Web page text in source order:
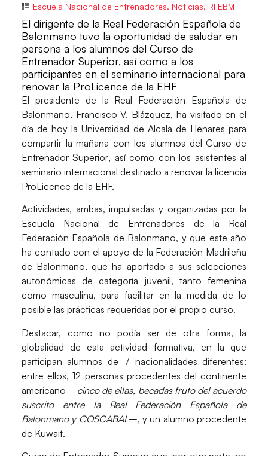
Escuela Nacional de Entrenadores, Noticias, RFEBM
El dirigente de la Real Federación Española de
Balonmano tuvo la oportunidad de saludar en
persona a los alumnos del Curso de
Entrenador Superior, así como a los
participantes en el seminario internacional para
renovar la ProLicence de la EHF
El presidente de la Real Federación Española de
Balonmano, Francisco V. Blázquez, ha visitado en el
día de hoy laUniversidad de Alcalá de Henares para
compartir la mañana con los alumnos delCurso de
Entrenador Superior, así como con los asistentes al
seminario internacional destinado a renovar la licencia
ProLicence de la EHF.
Actividades, ambas, impulsadas y organizadas por la
Escuela Nacional de Entrenadores de la Real
Federación Española de Balonmano, y que este año
ha contado con el apoyo de la Federación Madrileña
de Balonmano, que ha aportado a sus selecciones
autonómicas de categoría juvenil, tanto femenina
como masculina, para facilitar en la medida de lo
posible las prácticas requeridas por el propio curso.
Destacar, como no podía ser de otra forma, la
globalidad de esta actividad formativa, en la que
participan alumnos de 7 nacionalidades diferentes:
entre ellos, 12 personas procedentes del continente
americano –cinco de ellas, becadas fruto del acuerdo
suscrito entre la Real Federación Española de
Balonmano y COSCABAL–, y un alumno procedente
de Kuwait.